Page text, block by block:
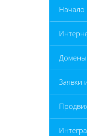
Начало
Домены
Заявки